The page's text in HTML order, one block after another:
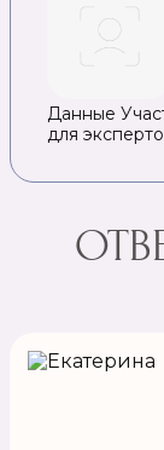
Данные
для